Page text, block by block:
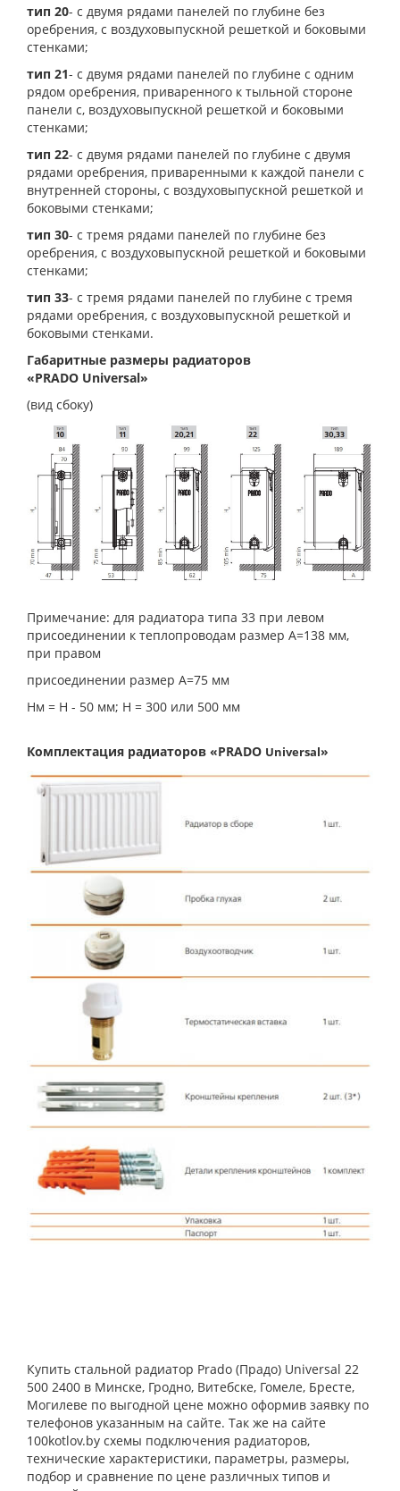
тип 20- с двумя рядами панелей по глубине без
оребрения, с воздуховыпускной решеткой и боковыми
стенками;
тип 21- с двумя рядами панелей по глубине с одним
рядом оребрения, приваренного к тыльной стороне
панели с, воздуховыпускной решеткой и боковыми
стенками;
тип 22- с двумя рядами панелей по глубине с двумя
рядами оребрения, приваренными к каждой панели с
внутренней стороны, с воздуховыпускной решеткой и
боковыми стенками;
тип 30- с тремя рядами панелей по глубине без
оребрения, с воздуховыпускной решеткой и боковыми
стенками;
тип 33- с тремя рядами панелей по глубине с тремя
рядами оребрения, с воздуховыпускной решеткой и
боковыми стенками.
Габаритные размеры радиаторов
«PRADO Universal»
(вид сбоку)
Примечание: для радиатора типа 33 при левом
присоединении к теплопроводам размер А=138 мм,
при правом
присоединении размер А=75 мм
Нм = Н - 50 мм; Н = 300 или 500 мм
Комплектация радиаторов «PRADO Universal»
Купить стальной радиатор Prado (Прадо) Universal 22
500 2400 в Минске, Гродно, Витебске, Гомеле, Бресте,
Могилеве по выгодной цене можно оформив заявку по
телефонов указанным на сайте. Так же на сайте
100kotlov.by схемы подключения радиаторов,
технические характеристики, параметры, размеры,
подбор и сравнение по цене различных типов и